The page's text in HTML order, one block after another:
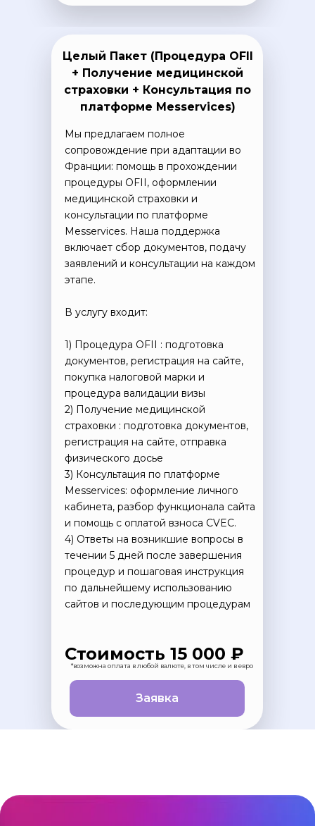
Мы предлагаем полное
сопровождение при адаптации во
Франции: помощь в прохождении
процедуры OFII, оформлении
медицинской страховки и
консультации по платформе
Messervices. Наша поддержка
включает сбор документов, подачу
заявлений и консультации на каждом
этапе.
В услугу входит:
1) Процедура OFII : подготовка
документов, регистрация на сайте,
покупка налоговой марки и
процедура валидации визы
2) Получение медицинской
страховки : подготовка документов,
регистрация на сайте, отправка
физического досье
3) Консультация по платформе
Messervices: оформление личного
кабинета, разбор функционала сайта
и помощь с оплатой взноса CVEC.
4) Ответы на возникшие вопросы в
течении 5 дней после завершения
процедур и пошаговая инструкция
по дальнейшему использованию
сайтов и последующим процедурам
Целый Пакет (Процедура OFII
+ Получение медицинской
страховки + Консультация по
платформе Messervices)
Заявка
Стоимость 15 000 ₽
*возможна оплата в любой валюте, в том числе и в евро
Английский язык
Французский язык
Обучение
во Франции
Высшее образование
во Франции
Языковые курсы во
Франции
Курс по поступлению
во Францию
Помощь с Alternance
Китайский язык
Документация
Пользовательское соглашение
Согласие на обработку персональных данных
Публичная оферта на заключение абонентского
договора оказания платных образовательных услуг
видеокурсов в записи
Образовательная программа
Сведения об образовательной организации
Регистрационный номер лицензии:
ИП Cавин Святослав Валерьевич
ИНН 631231826433
Долгопрудный, Московская область ​141700
Бульвар имени Умберто Нобиле 1, Shera@labise.ru
Все права защищены
Разработка сайта
Актуальные скидки и акции, эксклюзивные
проще, полезные советы и материалы, которые
ускорят обучение
Подписаться
Деятельность организации
запрещена на территории РФ*
Версия для слабовидящих